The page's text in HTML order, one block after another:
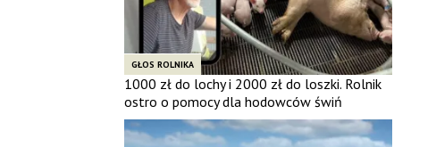
GŁOS ROLNIKA
1000 zł do lochy i 2000 zł do loszki. Rolnik
ostro o pomocy dla hodowców świń